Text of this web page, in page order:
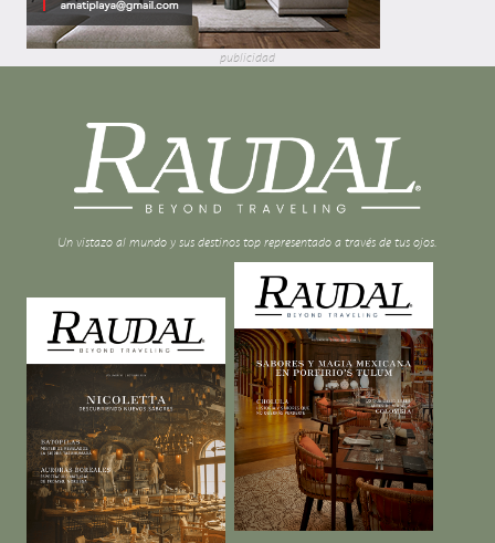
publicidad
Un vistazo al mundo y sus destinos top representado a través de tus ojos.